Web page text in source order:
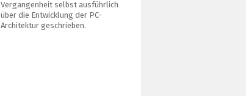
Vergangenheit selbst ausführlich
über die Entwicklung der PC-
Architektur geschrieben.